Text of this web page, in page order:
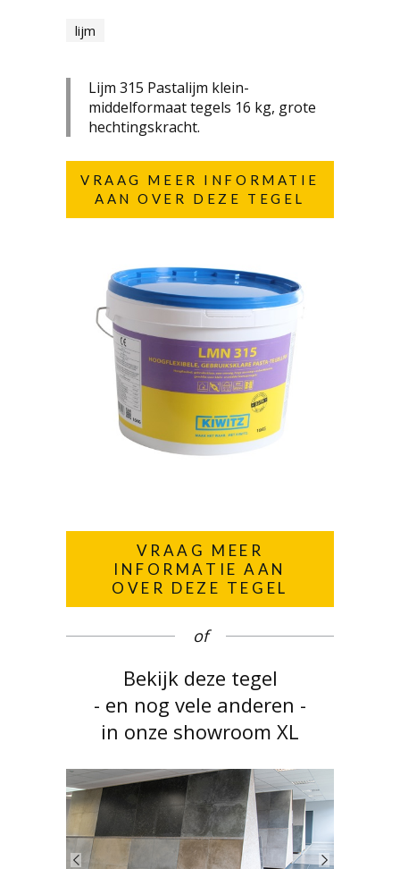
lijm
Lijm 315 Pastalijm klein-
middelformaat tegels 16 kg, grote
hechtingskracht.
VRAAG MEER INFORMATIE
AAN OVER DEZE TEGEL
VRAAG MEER
INFORMATIE AAN
OVER DEZE TEGEL
of
Bekijk deze tegel
- en nog vele anderen -
in onze showroom XL